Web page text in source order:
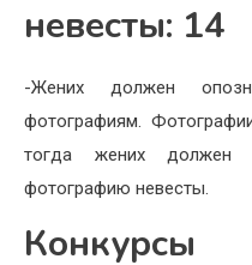
невесты: 14
-Жених должен
фотографиям.
тогда жених должен
фотографию невесты.